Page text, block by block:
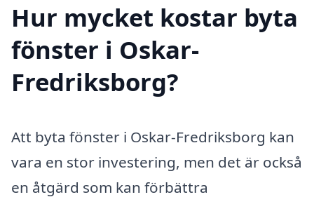
Hur mycket kostar byta
fönster i Oskar-
Fredriksborg?
Att byta fönster i Oskar-Fredriksborg kan
vara en stor investering, men det är också
en åtgärd som kan förbättra